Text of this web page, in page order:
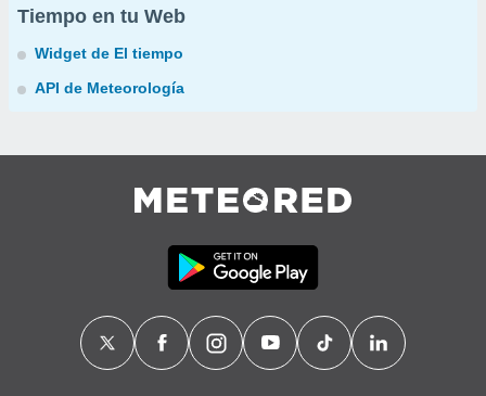
Tiempo en tu Web
Widget de El tiempo
API de Meteorología